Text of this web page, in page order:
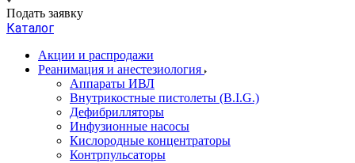
Подать заявку
Каталог
Акции и распродажи
Реанимация и анестезиология
Аппараты ИВЛ
Внутрикостные пистолеты (B.I.G.)
Дефибрилляторы
Инфузионные насосы
Кислородные концентраторы
Контрпульсаторы